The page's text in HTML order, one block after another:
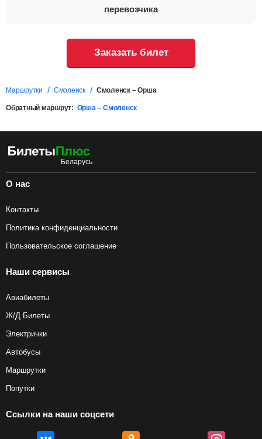
перевозчика
Заказать билет
Маршрутки Смоленск Смоленск – Орша
Обратный маршрут: Орша – Смоленск
О нас
Контакты
Политика конфиденциальности
Пользовательское соглашение
Наши сервисы
Авиабилеты
Ж/Д Билеты
Электрички
Автобусы
Маршрутки
Попутки
Ссылки на наши соцсети